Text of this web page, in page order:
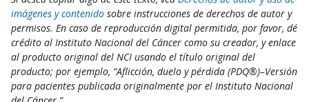
imágenes y contenido sobre instrucciones de derechos de autor y
permisos. En caso de reproducción digital permitida, por favor, dé
crédito al Instituto Nacional del Cáncer como su creador, y enlace
al producto original del NCI usando el título original del
producto; por ejemplo, “Aflicción, duelo y pérdida (PDQ®)–Versión
para pacientes publicada originalmente por el Instituto Nacional